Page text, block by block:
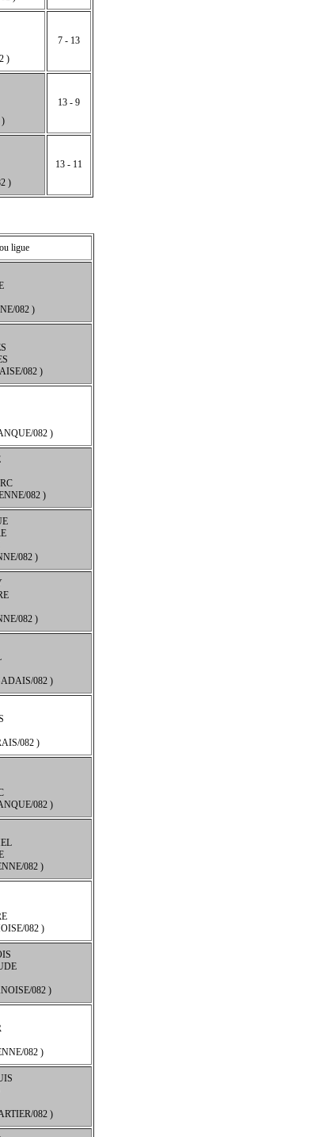
)
7 - 13
13 - 9
)
13 - 11
ligue
082 )
082 )
082 )
082 )
082 )
082 )
082 )
082 )
082 )
082 )
082 )
082 )
082 )
082 )